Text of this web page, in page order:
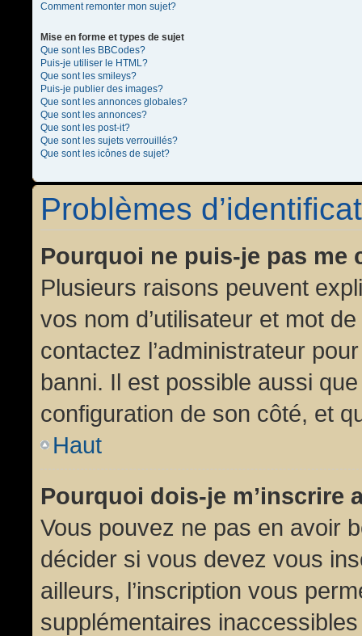
Comment remonter mon sujet?
Mise en forme et types de sujet
Que sont les BBCodes?
Puis-je utiliser le HTML?
Que sont les smileys?
Puis-je publier des images?
Que sont les annonces globales?
Que sont les annonces?
Que sont les post-it?
Que sont les sujets verrouillés?
Que sont les icônes de sujet?
Problèmes
Pourquoi ne puis-je pas me
Plusieurs raisons peuvent
vos nom d’utilisateur et mot
contactez l’administrateur
banni. Il est possible aussi
configuration de son côté, et
Haut
Pourquoi dois-je m’inscrire
Vous pouvez ne pas en avoir
décider si vous devez vous
ailleurs, l’inscription vous
supplémentaires